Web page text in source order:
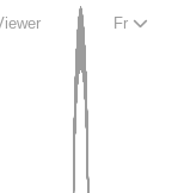
Fr